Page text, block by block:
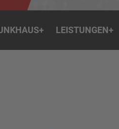
+ LEISTUNGEN+